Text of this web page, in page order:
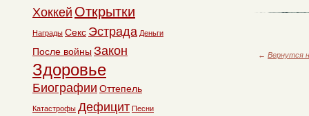
← Вернутся
Хоккей Открытки
Награды Секс Эстрада Деньги
После войны Закон
Здоровье
Биографии Оттепель
Катастрофы Дефицит Песни